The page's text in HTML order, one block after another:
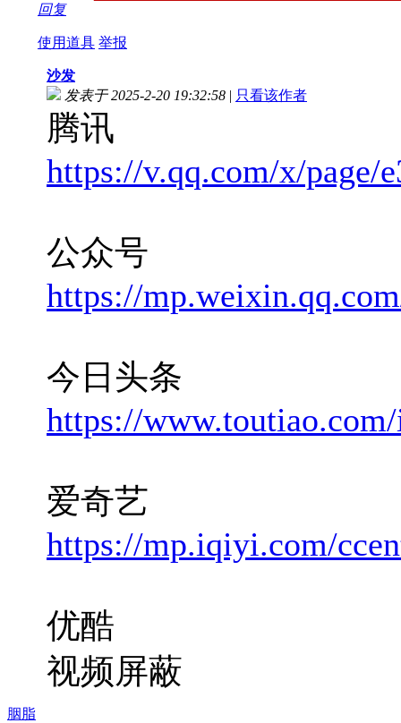
回复
使用道具 举报
胭脂
沙发
发表于 2025-2-20 19:32:58 | 只看该作者
腾讯
https://v.qq.com/x/page/
公众号
https://
今日头条
https://
爱奇艺
https://mp.iqiyi.com/
优酷
视频屏蔽